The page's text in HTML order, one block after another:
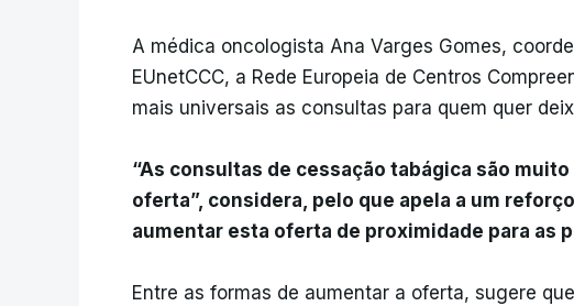
A médica oncologista Ana Varges Gomes,
EUnetCCC, a Rede Europeia de Centros
mais universais as consultas para quem quer
“As consultas de cessação tabágica são
oferta”, considera, pelo que apela a um
aumentar esta oferta de proximidade para as
Entre as formas de aumentar a oferta, sugere